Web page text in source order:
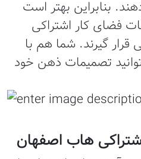
بنابراین بهتر است
فضای کار اشتراکی
گیرند. شما هم با
تصمیمات ذهن خود
هاب اصفهان